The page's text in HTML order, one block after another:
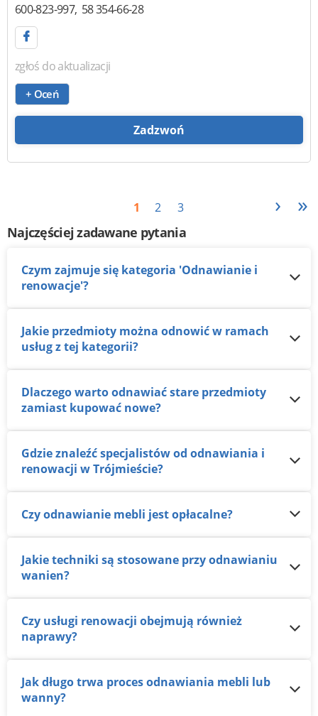
600-823-997 58 354-66-28
zgłoś do aktualizacji
+ Oceń
Zadzwoń
1 2 3 › »
Najczęściej zadawane pytania
Czym zajmuje się kategoria 'Odnawianie i
renowacje'?
Jakie przedmioty można odnowić w ramach
usług z tej kategorii?
Dlaczego warto odnawiać stare przedmioty
zamiast kupować nowe?
Gdzie znaleźć specjalistów od odnawiania i
renowacji w Trójmieście?
Czy odnawianie mebli jest opłacalne?
Jakie techniki są stosowane przy odnawianiu
wanien?
Czy usługi renowacji obejmują również
naprawy?
Jak długo trwa proces odnawiania mebli lub
wanny?